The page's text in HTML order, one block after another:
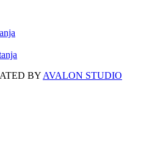
BY AVALON STUDIO